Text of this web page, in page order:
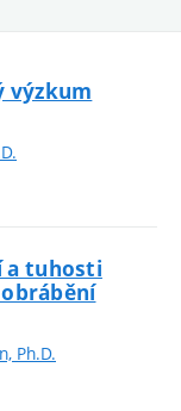
výzkum
a tuhosti
Ph.D.